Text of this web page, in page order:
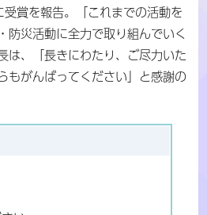
受賞を報告。「これまでの活動を
災活動に全力で取り組んでいく
は、「長きにわたり、ご尽力いた
もがんばってください」と感謝の